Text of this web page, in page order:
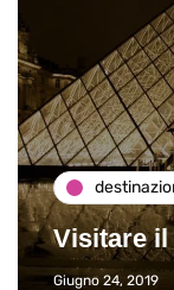
Visitare il
Giugno 24, 2019